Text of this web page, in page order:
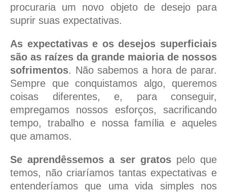
procuraria um novo objeto de desejo para
suprir suas expectativas.
As expectativas e os desejos superficiais
são as raízes da grande maioria de nossos
sofrimentos. Não sabemos a hora de parar.
Sempre que conquistamos algo, queremos
coisas diferentes, e, para conseguir,
empregamos nossos esforços, sacrificando
tempo, trabalho e nossa família e aqueles
que amamos.
Se aprendêssemos a ser gratospelo que
temos, não criaríamos tantas expectativas e
entenderíamos que uma vida simples nos